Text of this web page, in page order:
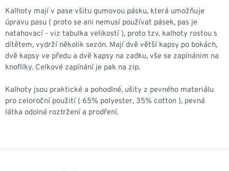
Kalhoty mají v pase všitu gumovou pásku, která umožňuje
úpravu pasu ( proto se ani nemusí používat pásek, pas je
natahovací - viz tabulka velikostí ), proto tzv. kalhoty rostou s
dítětem, vydrží několik sezón. Mají dvě větší kapsy po bokách,
dvě kapsy ve předu a dvě kapsy na zadku, vše se zapínánim na
knoflíky. Celkové zapínání je pak na zip.
Kalhoty jsou praktické a pohodlné, ušity z pevného materiálu
pro celoroční použití ( 65% polyester, 35% cotton ), pevná
látka odolná roztržení a prodření.